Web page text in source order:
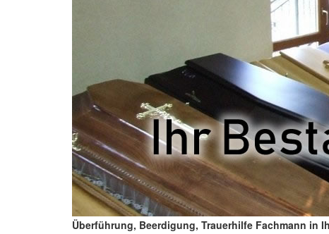
Überführung, Beerdigung, Trauerhilfe Fachmann in